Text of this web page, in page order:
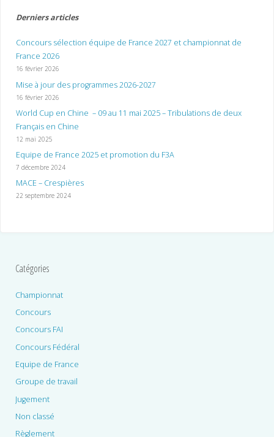
Derniers articles
Concours sélection équipe de France 2027 et championnat de
France 2026
16 février 2026
Mise à jour des programmes 2026-2027
16 février 2026
World Cup en Chine – 09 au 11 mai 2025 – Tribulations de deux
Français en Chine
12 mai 2025
Equipe de France 2025 et promotion du F3A
7 décembre 2024
MACE – Crespières
22 septembre 2024
Catégories
Championnat
Concours
Concours FAI
Concours Fédéral
Equipe de France
Groupe de travail
Jugement
Non classé
Règlement